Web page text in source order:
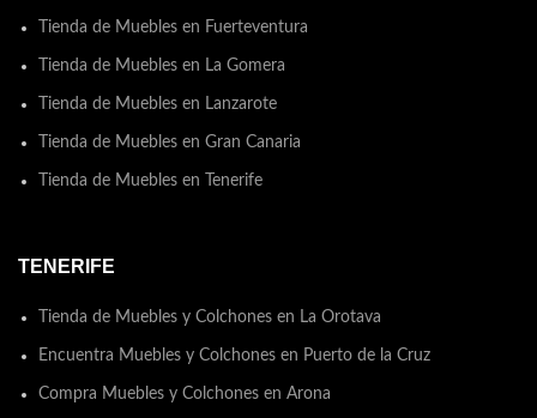
Tienda de Muebles en Fuerteventura
Tienda de Muebles en La Gomera
Tienda de Muebles en Lanzarote
Tienda de Muebles en Gran Canaria
Tienda de Muebles en Tenerife
TENERIFE
Tienda de Muebles y Colchones en La Orotava
Encuentra Muebles y Colchones en Puerto de la Cruz
Compra Muebles y Colchones en Arona